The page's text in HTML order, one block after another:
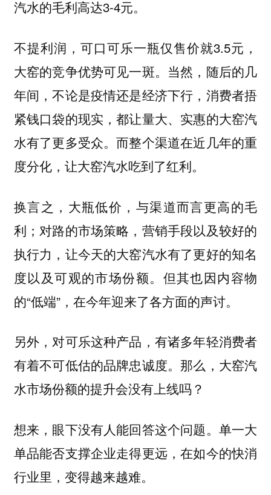
汽水的毛利高达3-4元。
不提利润，可口可乐一瓶仅售价就3.5元，
大窑的竞争优势可见一斑。当然，随后的几
年间，不论是疫情还是经济下行，消费者捂
紧钱口袋的现实，都让量大、实惠的大窑汽
水有了更多受众。而整个渠道在近几年的重
度分化，让大窑汽水吃到了红利。
换言之，大瓶低价，与渠道而言更高的毛
利；对路的市场策略，营销手段以及较好的
执行力，让今天的大窑汽水有了更好的知名
度以及可观的市场份额。但其也因内容物
的“低端”，在今年迎来了各方面的声讨。
另外，对可乐这种产品，有诸多年轻消费者
有着不可低估的品牌忠诚度。那么，大窑汽
水市场份额的提升会没有上线吗？
想来，眼下没有人能回答这个问题。单一大
单品能否支撑企业走得更远，在如今的快消
行业里，变得越来越难。